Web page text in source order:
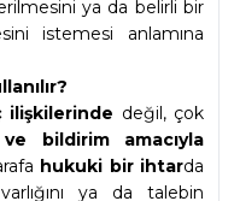
ya da belirli bir
istemesi anlamına
ilişkilerinde değil, çok
ve bildirim amacıyla
hukuki bir ihtarda
ya da talebin